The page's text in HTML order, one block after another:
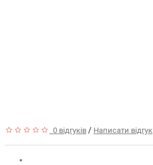
0 відгуків / Написати відгук